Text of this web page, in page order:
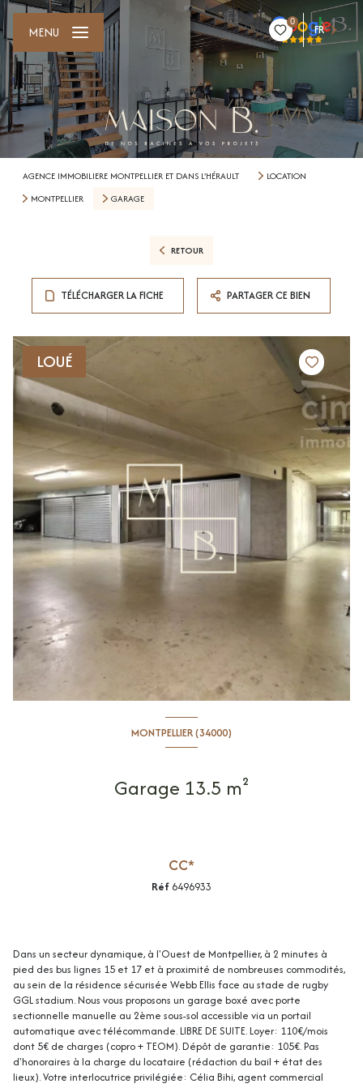
0
FR
MENU
AGENCE IMMOBILIERE MONTPELLIER ET DANS L'HÉRAULT
LOCATION
MONTPELLIER
GARAGE
RETOUR
TÉLÉCHARGER LA FICHE PARTAGER CE BIEN
LOUÉ
MONTPELLIER (34000)
Garage 13.5 m²
CC*
Réf 6496933
Dans un secteur dynamique, à l'Ouest de Montpellier, à 2 minutes à
pied des bus lignes 15 et 17 et à proximité de nombreuses commodités,
au sein de la résidence sécurisée Webb Ellis face au stade de rugby
GGL stadium. Nous vous proposons un garage boxé avec porte
sectionnelle manuelle au 2ème sous-sol accessible via un portail
automatique avec télécommande. LIBRE DE SUITE. Loyer: 110€/mois
dont 5€ de charges (copro + TEOM). Dépôt de garantie: 105€. Pas
d'honoraires à la charge du locataire (rédaction du bail + état des
lieux). Votre interlocutrice privilégiée: Célia Bihi, agent commercial